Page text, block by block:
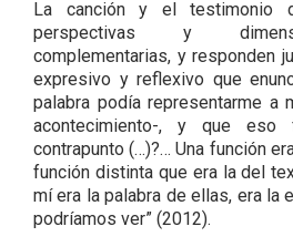
La canción y el testimonio
perspectivas y
complementarias, y responden
expresivo y reflexivo que
palabra podía representarme a
acontecimiento-, y que eso
contrapunto (…)?… Una función
función distinta que era la del
mí era la palabra de ellas, era la
podríamos ver” (2012).